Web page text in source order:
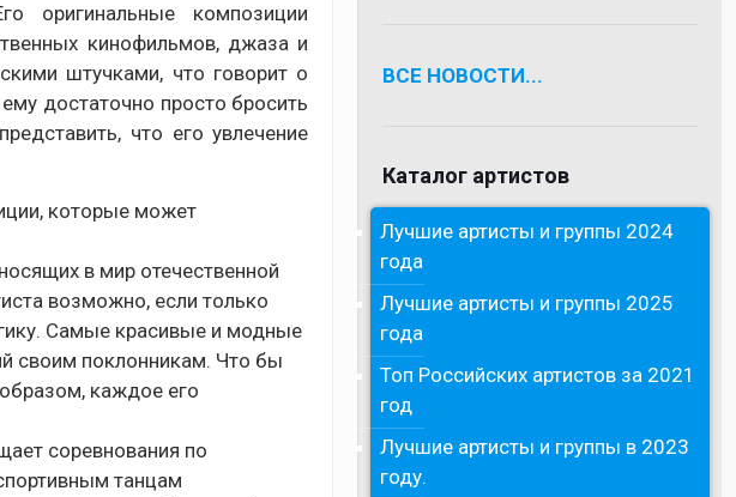
оригинальные композиции
кинофильмов, джаза и
штучками, что говорит о
достаточно просто бросить
что его увлечение
которые может
в мир отечественной
возможно, если только
Самые красивые и модные
своим поклонникам. Что бы
каждое его
соревнования по
танцам
ВСЕ НОВОСТИ...
Каталог артистов
Лучшие артисты и группы 2024
года
Лучшие артисты и группы 2025
года
Топ Российских артистов за 2021
год
Лучшие артисты и группы в 2023
году.